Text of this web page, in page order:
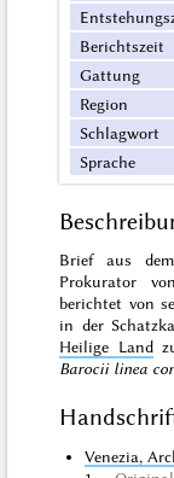
Berichtszeit
Gattung
Region
Schlagwort
Sprache
Brief aus
Prokurator
berichtet von
in der
Heilige Land
Barocii linea
Venezia,